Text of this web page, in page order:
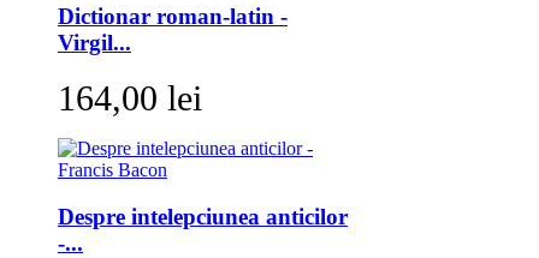
Dictionar roman-latin -
Virgil...
164,00 lei
Despre intelepciunea anticilor
-...